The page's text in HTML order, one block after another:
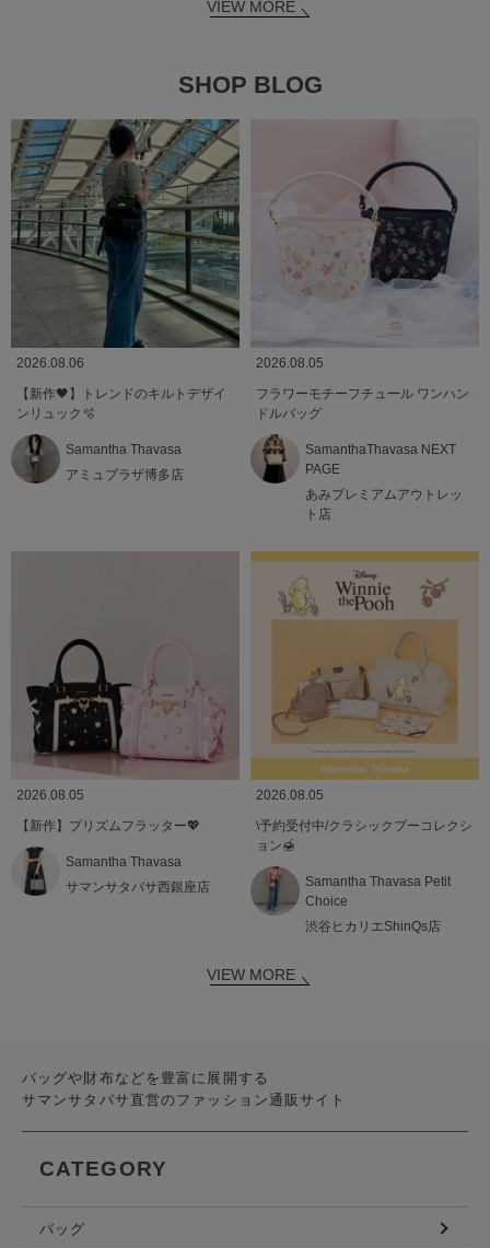
VIEW MORE
SHOP BLOG
2026.08.06
【新作🖤】トレンドのキルトデザイ
ンリュック🫧
Samantha Thavasa
アミュプラザ博多店
2026.08.05
フラワーモチーフチュール ワンハン
ドルバッグ
SamanthaThavasa NEXT
PAGE
あみプレミアムアウトレッ
ト店
2026.08.05
【新作】プリズムフラッター💖
Samantha Thavasa
サマンサタバサ西銀座店
2026.08.05
\予約受付中/クラシックプーコレクシ
ョン🍯
Samantha Thavasa Petit
Choice
渋谷ヒカリエShinQs店
VIEW MORE
バッグや財布などを豊富に展開する
サマンサタバサ直営のファッション通販サイト
CATEGORY
バッグ